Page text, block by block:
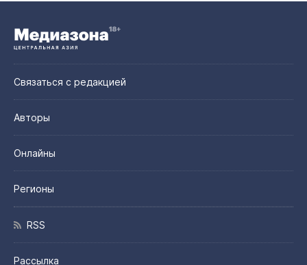
Связаться с редакцией
Авторы
Онлайны
Регионы
RSS
Рассылка